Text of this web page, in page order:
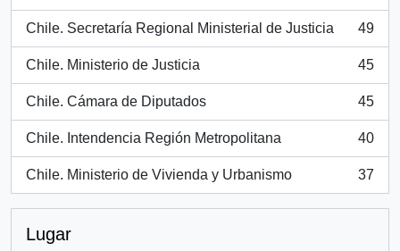
Chile. Secretaría Regional Ministerial de Justicia
, 49 resultados
49
Chile. Ministerio de Justicia
, 45 resultados
45
Chile. Cámara de Diputados
, 45 resultados
45
Chile. Intendencia Región Metropolitana
, 40 resultados
40
Chile. Ministerio de Vivienda y Urbanismo
, 37 resultados
37
Lugar